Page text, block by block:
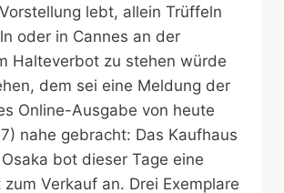
lebt, allein Trüffeln
oder in Cannes an der
Halteverbot zu stehen würde
dem sei eine Meldung der
Online-Ausgabe von heute
nahe gebracht: Das Kaufhaus
bot dieser Tage eine
Verkauf an. Drei Exemplare